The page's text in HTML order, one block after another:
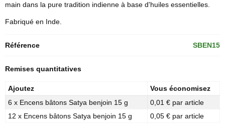
main dans la pure tradition indienne à base d'huiles essentielles.
Fabriqué en Inde.
Référence SBEN15
Remises quantitatives
Ajoutez
Vous économisez
6 x Encens bâtons Satya benjoin 15 g
0,01 € par article
12 x Encens bâtons Satya benjoin 15 g
0,05 € par article